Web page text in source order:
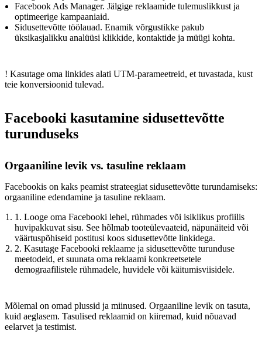
Facebook Ads Manager. Jälgige reklaamide tulemuslikkust ja
optimeerige kampaaniaid.
Sidusettevõtte töölauad. Enamik võrgustikke pakub
üksikasjalikku analüüsi klikkide, kontaktide ja müügi kohta.
! Kasutage oma linkides alati UTM-parameetreid, et tuvastada, kust
teie konversioonid tulevad.
Facebooki kasutamine sidusettevõtte
turunduseks
Orgaaniline levik vs. tasuline reklaam
Facebookis on kaks peamist strateegiat sidusettevõtte turundamiseks:
orgaaniline edendamine ja tasuline reklaam.
1. Looge oma Facebooki lehel, rühmades või isiklikus profiilis
huvipakkuvat sisu. See hõlmab tooteülevaateid, näpunäiteid või
väärtuspõhiseid postitusi koos sidusettevõtte linkidega.
2. Kasutage Facebooki reklaame ja sidusettevõtte turunduse
meetodeid, et suunata oma reklaami konkreetsetele
demograafilistele rühmadele, huvidele või käitumisviisidele.
Mõlemal on omad plussid ja miinused. Orgaaniline levik on tasuta,
kuid aeglasem. Tasulised reklaamid on kiiremad, kuid nõuavad
eelarvet ja testimist.